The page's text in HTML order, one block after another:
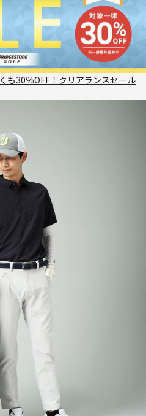
も30％OFF！クリアランスセール